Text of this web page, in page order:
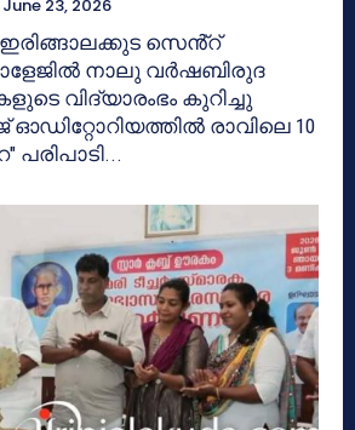
June 23, 2026
ഇരിങ്ങാലക്കുട സെൻ്റ്
നാലു വർഷബിരുദ
വിദ്യാരംഭം കുറിച്ചു
രാവിലെ 10
പരിപാടി...